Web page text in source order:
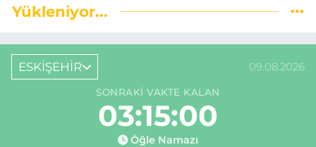
Yükleniyor...
ESKİŞEHİR 09.08.2026
SONRAKI VAKTE KALAN
03:14:59
Öğle Namazı